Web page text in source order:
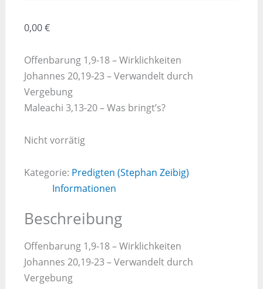
0,00€
Offenbarung 1,9-18 – Wirklichkeiten
Johannes 20,19-23 – Verwandelt durch
Vergebung
Maleachi 3,13-20 – Was bringt’s?
Nicht vorrätig
Kategorie: Predigten (Stephan Zeibig)
Informationen
Beschreibung
Offenbarung 1,9-18 – Wirklichkeiten
Johannes 20,19-23 – Verwandelt durch
Vergebung